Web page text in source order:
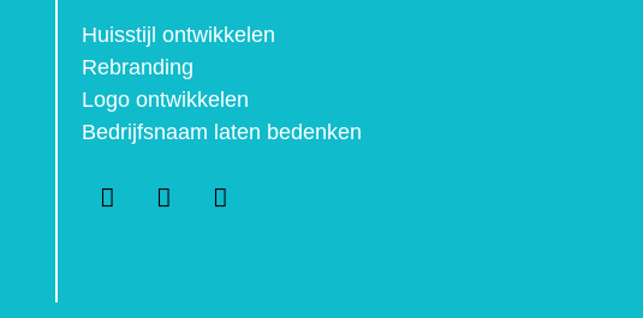
Huisstijl ontwikkelen
Rebranding
Logo ontwikkelen
Bedrijfsnaam laten bedenken